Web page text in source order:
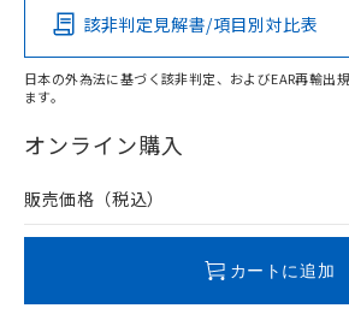
O
在庫等で未対応品が混在する可能性が
問い合わせください。
該非判定見解書/項目別対比表
日本の外為法に基づく該非判定、およびEAR再輸出
ます。
オンライン購入
販売価格（税込）
カートに追加